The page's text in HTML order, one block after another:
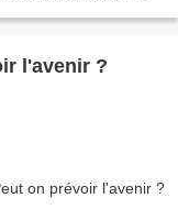
l'avenir ?